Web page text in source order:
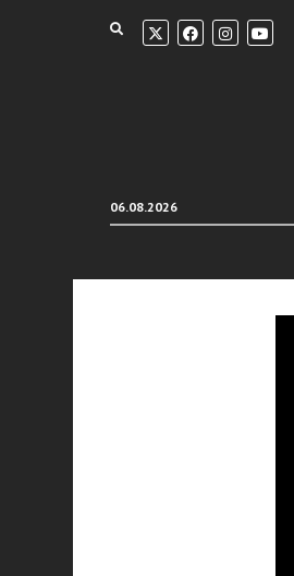
06.08.2026